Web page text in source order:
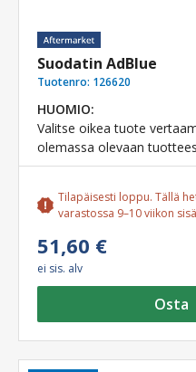
Suodatin AdBlue
Tuotenro: 126620
HUOMIO:
Valitse oikea tuote
olemassa olevaan
Tilapäisesti loppu. Tällä
varastossa 9–10 viikon
51,60 €
ei sis. alv
Osta